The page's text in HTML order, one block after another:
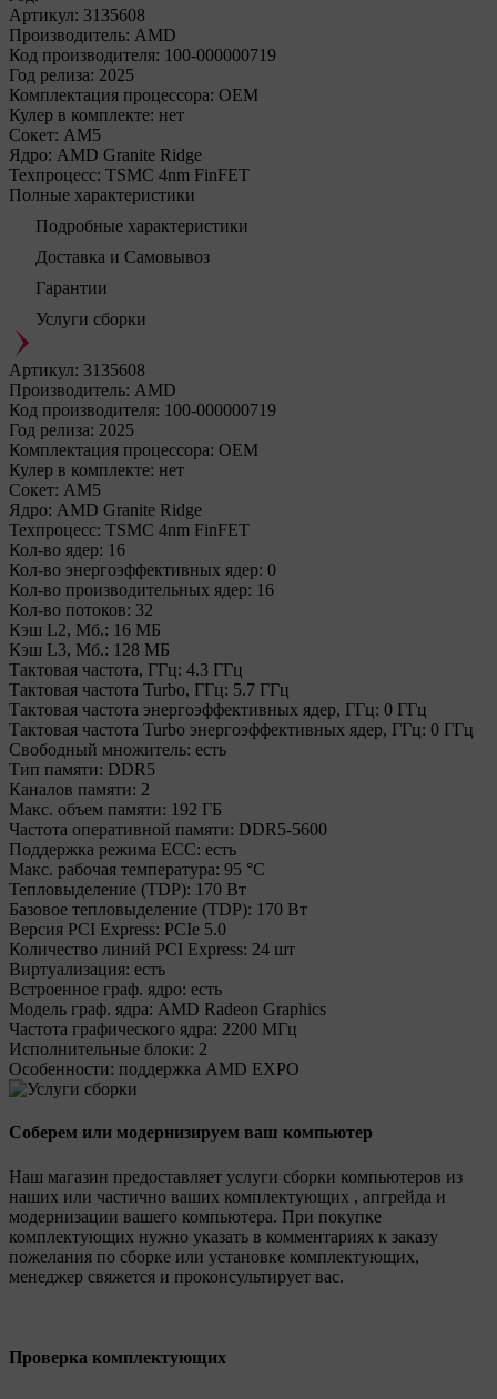
Артикул: 3135608
Производитель: AMD
Код производителя: 100-000000719
Год релиза: 2025
Комплектация процессора: OEM
Кулер в комплекте: нет
Сокет: AM5
Ядро: AMD Granite Ridge
Техпроцесс: TSMC 4nm FinFET
Полные характеристики
Подробные характеристики
Доставка и Самовывоз
Гарантии
Услуги сборки
Артикул: 3135608
Производитель: AMD
Код производителя: 100-000000719
Год релиза: 2025
Комплектация процессора: OEM
Кулер в комплекте: нет
Сокет: AM5
Ядро: AMD Granite Ridge
Техпроцесс: TSMC 4nm FinFET
Кол-во ядер: 16
Кол-во энергоэффективных ядер: 0
Кол-во производительных ядер: 16
Кол-во потоков: 32
Кэш L2, Мб.: 16 МБ
Кэш L3, Мб.: 128 МБ
Тактовая частота, ГГц: 4.3 ГГц
Тактовая частота Turbo, ГГц: 5.7 ГГц
Тактовая частота энергоэффективных ядер, ГГц: 0 ГГц
Тактовая частота Turbo энергоэффективных ядер, ГГц: 0 ГГц
Свободный множитель: есть
Тип памяти: DDR5
Каналов памяти: 2
Макс. объем памяти: 192 ГБ
Частота оперативной памяти: DDR5-5600
Поддержка режима ECC: есть
Макс. рабочая температура: 95 °C
Тепловыделение (TDP): 170 Вт
Базовое тепловыделение (TDP): 170 Вт
Версия PCI Express: PCIe 5.0
Количество линий PCI Express: 24 шт
Виртуализация: есть
Встроенное граф. ядро: есть
Модель граф. ядра: AMD Radeon Graphics
Частота графического ядра: 2200 МГц
Исполнительные блоки: 2
Особенности: поддержка AMD EXPO
Соберем или модернизируем ваш компьютер
Наш магазин предоставляет услуги сборки компьютеров из
наших или частично ваших комплектующих , апгрейда и
модернизации вашего компьютера. При покупке
комплектующих нужно указать в комментариях к заказу
пожелания по сборке или установке комплектующих,
менеджер свяжется и проконсультирует вас.
Проверка комплектующих